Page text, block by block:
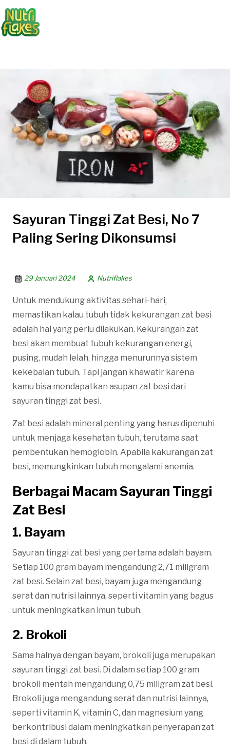
Sayuran Tinggi Zat Besi, No 7
Paling Sering Dikonsumsi
29 Januari 2024 Nutriflakes
Untuk mendukung aktivitas sehari-hari,
memastikan kalau tubuh tidak kekurangan zat besi
adalah hal yang perlu dilakukan. Kekurangan zat
besi akan membuat tubuh kekurangan energi,
pusing, mudah lelah, hingga menurunnya sistem
kekebalan tubuh. Tapi jangan khawatir karena
kamu bisa mendapatkan asupan zat besi dari
sayuran tinggi zat besi.
Zat besi adalah mineral penting yang harus dipenuhi
untuk menjaga kesehatan tubuh, terutama saat
pembentukan hemoglobin. Apabila kakurangan zat
besi, memungkinkan tubuh mengalami anemia.
Berbagai Macam Sayuran Tinggi
Zat Besi
1. Bayam
Sayuran tinggi zat besi yang pertama adalah bayam.
Setiap 100 gram bayam mengandung 2,71 miligram
zat besi. Selain zat besi, bayam juga mengandung
serat dan nutrisi lainnya, seperti vitamin yang bagus
untuk meningkatkan imun tubuh.
2. Brokoli
Sama halnya dengan bayam, brokoli juga merupakan
sayuran tinggi zat besi. Di dalam setiap 100 gram
brokoli mentah mengandung 0,75 miligram zat besi.
Brokoli juga mengandung serat dan nutrisi lainnya,
seperti vitamin K, vitamin C, dan magnesium yang
berkontribusi dalam meningkatkan penyerapan zat
besi di dalam tubuh.